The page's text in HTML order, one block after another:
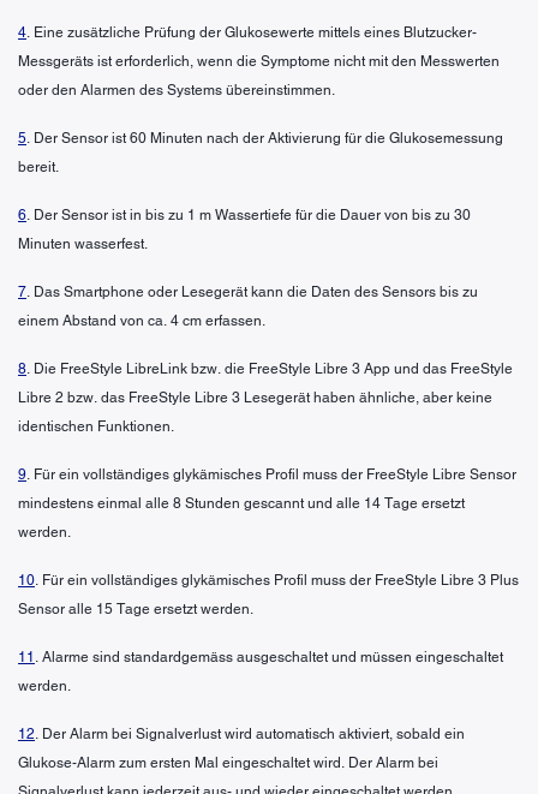
4. Eine zusätzliche Prüfung der Glukosewerte mittels eines Blutzucker-
Messgeräts ist erforderlich, wenn die Symptome nicht mit den Messwerten
oder den Alarmen des Systems übereinstimmen.
5. Der Sensor ist 60 Minuten nach der Aktivierung für die Glukosemessung
bereit.
6. Der Sensor ist in bis zu 1 m Wassertiefe für die Dauer von bis zu 30
Minuten wasserfest.
7. Das Smartphone oder Lesegerät kann die Daten des Sensors bis zu
einem Abstand von ca. 4 cm erfassen.
8. Die FreeStyle LibreLink bzw. die FreeStyle Libre 3 App und das FreeStyle
Libre 2 bzw. das FreeStyle Libre 3 Lesegerät haben ähnliche, aber keine
identischen Funktionen.
9. Für ein vollständiges glykämisches Profil muss der FreeStyle Libre Sensor
mindestens einmal alle 8 Stunden gescannt und alle 14 Tage ersetzt
werden.
10. Für ein vollständiges glykämisches Profil muss der FreeStyle Libre 3 Plus
Sensor alle 15 Tage ersetzt werden.
11 . Alarme sind standardgemäss ausgeschaltet und müssen eingeschaltet
werden.
12. Der Alarm bei Signalverlust wird automatisch aktiviert, sobald ein
Glukose-Alarm zum ersten Mal eingeschaltet wird. Der Alarm bei